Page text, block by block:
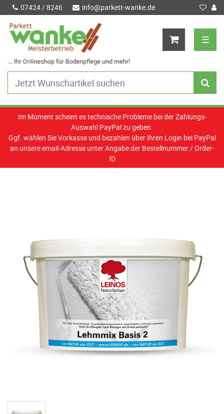
07424 / 8246 info@parkett-wanke.de
☰
Im Moment scheint es technische Probleme bei der Zahlungs-
Auswahl PayPal zu geben.
Ggf. wählen Sie Vorkasse und bezahlen über Ihren Login bei PayPal
an unsere email-Adresse unter Angabe der Bestellnummer / Order-
ID